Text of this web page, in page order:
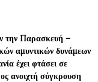
την Παρασκευή –
αμυντικών δυνάμεων
έχει φτάσει σε
ανοιχτή σύγκρουση